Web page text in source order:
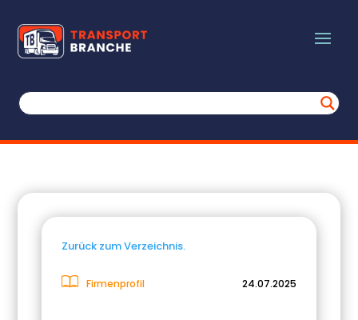
Zurück zum Verzeichnis.
Firmenprofil 24.07.2025